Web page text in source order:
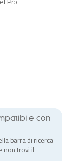
con
barra di ricerca
non trovi il